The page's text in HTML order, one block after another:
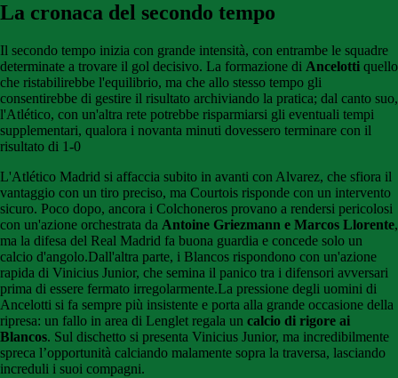
La cronaca del secondo tempo
Il secondo tempo inizia con grande intensità, con entrambe le squadre
determinate a trovare il gol decisivo. La formazione di Ancelotti quello
che ristabilirebbe l'equilibrio, ma che allo stesso tempo gli
consentirebbe di gestire il risultato archiviando la pratica; dal canto suo,
l'Atlético, con un'altra rete potrebbe risparmiarsi gli eventuali tempi
supplementari, qualora i novanta minuti dovessero terminare con il
risultato di 1-0
L'Atlético Madrid si affaccia subito in avanti con Alvarez, che sfiora il
vantaggio con un tiro preciso, ma Courtois risponde con un intervento
sicuro. Poco dopo, ancora i Colchoneros provano a rendersi pericolosi
con un'azione orchestrata da Antoine Griezmann e Marcos Llorente,
ma la difesa del Real Madrid fa buona guardia e concede solo un
calcio d'angolo.Dall'altra parte, i Blancos rispondono con un'azione
rapida di Vinicius Junior, che semina il panico tra i difensori avversari
prima di essere fermato irregolarmente.La pressione degli uomini di
Ancelotti si fa sempre più insistente e porta alla grande occasione della
ripresa: un fallo in area di Lenglet regala un calcio di rigore ai
Blancos. Sul dischetto si presenta Vinicius Junior, ma incredibilmente
spreca l’opportunità calciando malamente sopra la traversa, lasciando
increduli i suoi compagni.